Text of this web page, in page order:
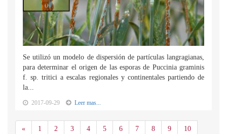
Se utilizó un modelo de dispersión de partículas langragianas,
para determinar el origen de las esporas de Puccinia graminis
f. sp. tritici a escalas regionales y continentales partiendo de
la...
2017-09-29 Leer mas...
«Anterior
1 2 3 4 5 6 7 8 9 10